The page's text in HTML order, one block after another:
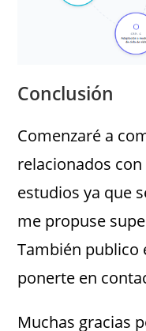
Conclusión
Comenzaré a
relacionados
estudios ya que
me propuse
También publico
ponerte en
Muchas gracias